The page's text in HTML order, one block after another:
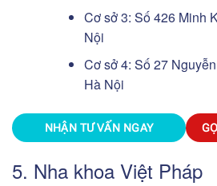
Cơ sở 3: Số 426 Minh
Nội
Cơ sở 4: Số 27
Hà Nội
NHẬN TƯ VẤN NGAY
5. Nha khoa Việt Pháp